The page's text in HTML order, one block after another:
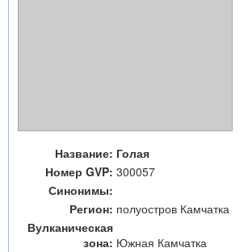
Название: Голая
Номер GVP: 300057
Синонимы:
Регион: полуостров Камчатка
Вулканическая
зона: Южная Камчатка